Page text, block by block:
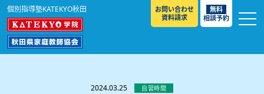
個別指導塾KATEKYO秋田
お問い合わせ
資料請求
無料
相談予約
選ばれる理由2024.03.25 自習時間